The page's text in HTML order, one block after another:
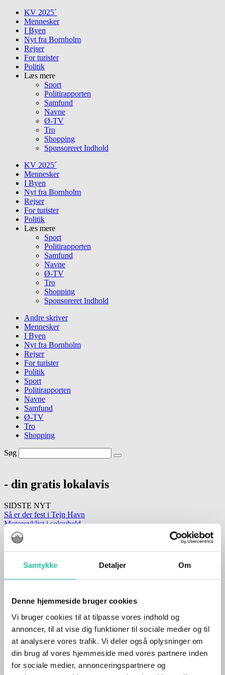
Samtykke Detaljer Om
Denne hjemmeside bruger cookies
Vi bruger cookies til at tilpasse vores indhold og
annoncer, til at vise dig funktioner til sociale medier og til
at analysere vores trafik. Vi deler også oplysninger om
din brug af vores hjemmeside med vores partnere inden
for sociale medier, annonceringspartnere og
Skip
content
KV 2025´
Mennesker
I Byen
Nyt fra Bornholm
Rejser
For turister
Politik
Læs mere
Sport
Politirapporten
Samfund
Navne
Ø-TV
Tro
Shopping
Sponsoreret Indhold
KV 2025´
Mennesker
I Byen
Nyt fra Bornholm
Rejser
For turister
Politik
Læs mere
Sport
Politirapporten
Samfund
Navne
Ø-TV
Tro
Shopping
Sponsoreret Indhold
Andre skriver
Mennesker
I Byen
Nyt fra Bornholm
Rejser
For turister
Politik
Sport
Politirapporten
Navne
Samfund
Ø-TV
Tro
Shopping
Søg
- din gratis lokalavis
SIDSTE NYT
Så er der fest i Tejn Havn
Motorcyklist i solouheld
Kastede sten gennem rude på bil
Go’morgen, Bornholm…
AfFinn Edvard
En beboer på Pilehøj i Rønne holdt onsdag 22. juli omkring kl. 2315
fest i haven med musikanlægget på fuldt drøn. Det indbragte en
bøde samt en advarsel om, at anlægget ville blive konfiskeret,
såfremt festen fortsatte. Beboeren valgte fornuftigvis at flytte festen
indendøre.